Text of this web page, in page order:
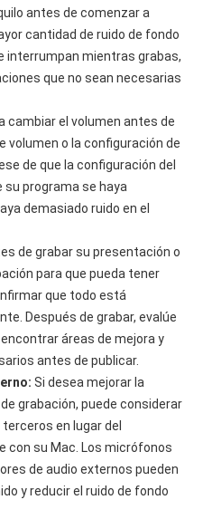
antes de comenzar a
cantidad de ruido de fondo
interrumpan mientras grabas,
que no sean necesarias
cambiar el volumen antes de
volumen o la configuración de
de que la configuración del
su programa se haya
demasiado ruido en el
de grabar su presentación o
para que pueda tener
que todo está
Después de grabar, evalúe
áreas de mejora y
antes de publicar.
Si desea mejorar la
grabación, puede considerar
en lugar del
con su Mac. Los micrófonos
de audio externos pueden
y reducir el ruido de fondo